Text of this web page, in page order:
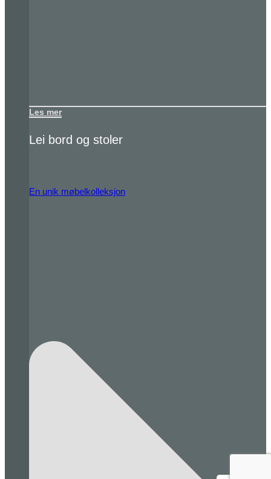
Les mer
Lei bord og stoler
En unik møbelkolleksjon